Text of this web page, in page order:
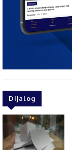
Dijalog